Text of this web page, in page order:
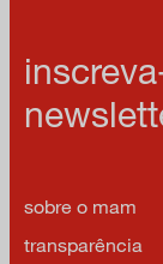
sobre o mam
transparência